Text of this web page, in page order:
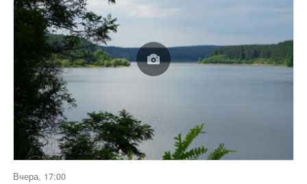
Вчера, 17:00